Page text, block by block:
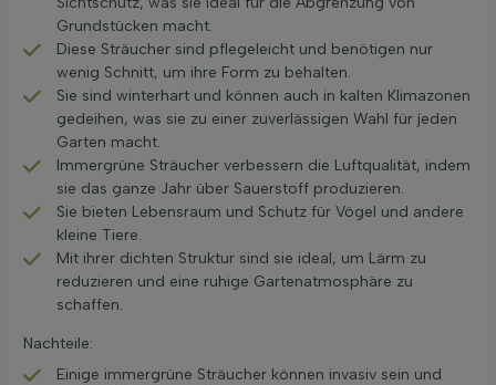
Grundstücken macht.
Diese Sträucher sind pflegeleicht und benötigen nur
wenig Schnitt, um ihre Form zu behalten.
Sie sind winterhart und können auch in kalten Klimazonen
gedeihen, was sie zu einer zuverlässigen Wahl für jeden
Garten macht.
Immergrüne Sträucher verbessern die Luftqualität, indem
sie das ganze Jahr über Sauerstoff produzieren.
Sie bieten Lebensraum und Schutz für Vögel und andere
kleine Tiere.
Mit ihrer dichten Struktur sind sie ideal, um Lärm zu
reduzieren und eine ruhige Gartenatmosphäre zu
schaffen.
Nachteile:
Einige immergrüne Sträucher können invasiv sein und